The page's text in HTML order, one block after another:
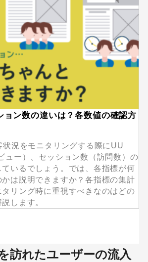
ョン数の違いは？各数値の確認方
況をモニタリングする際にUU
ュー）、セッション数（訪問数）の
いるでしょう。では、各指標が何
は説明できますか？各指標の集計
リング時に重視すべきなのはどの
します。
訪れたユーザーの流入